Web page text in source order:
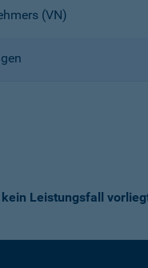
(VN)
Leistungsfall